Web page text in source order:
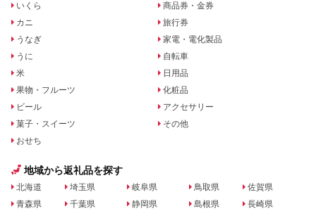
いくら
カニ
うなぎ
うに
米
果物・フルーツ
ビール
菓子・スイーツ
おせち
商品券・金券
旅行券
家電・電化製品
自転車
日用品
化粧品
アクセサリー
その他
地域から返礼品を探す
北海道
青森県
埼玉県
千葉県
岐阜県
静岡県
鳥取県
島根県
佐賀県
長崎県